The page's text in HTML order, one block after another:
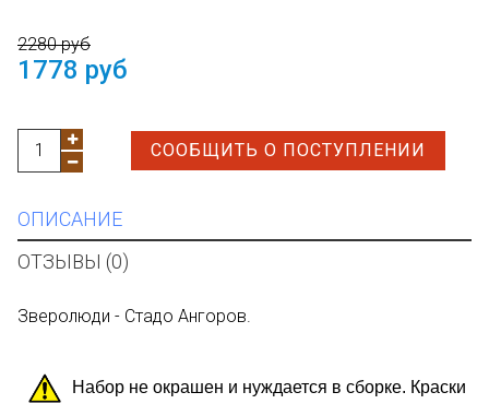
2280 руб
1778 руб
СООБЩИТЬ О ПОСТУПЛЕНИИ
ОПИСАНИЕ
ОТЗЫВЫ (0)
Зверолюди - Стадо Ангоров.
Набор не окрашен и нуждается в сборке. Краски